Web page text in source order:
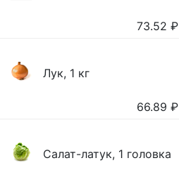
73.52 ₽
Лук, 1 кг
66.89 ₽
Салат-латук, 1 головка